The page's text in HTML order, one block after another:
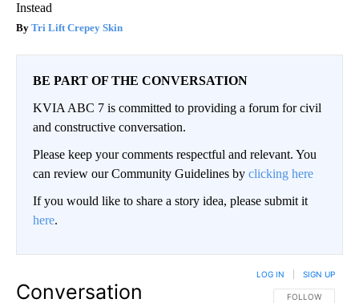
Instead
Tri Lift Crepey Skin
BE PART OF THE CONVERSATION
KVIA ABC 7 is committed to providing a forum for civil
and constructive conversation.
Please keep your comments respectful and relevant. You
can review our Community Guidelines by clicking here
If you would like to share a story idea, please submit it
here.
Conversation FOLLOW THIS
FOLLOW
LOG IN SIGN UP